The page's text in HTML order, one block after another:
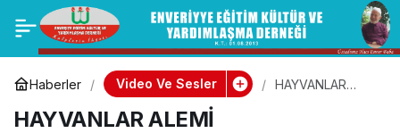
Haberler Video Ve Sesler
HAYVANLAR
HAYVANLAR ALEMİ
YALAN VE ZARARLARI
(“Ey iman edenler!
Allah’tan sakının ve
0 Paylaş